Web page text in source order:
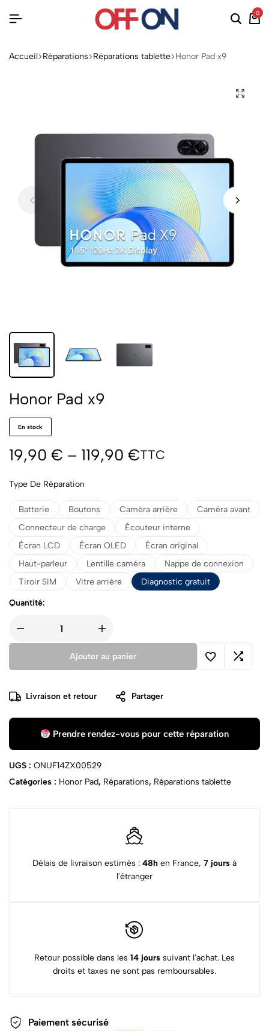
0
Accueil Réparations Réparations tablette Honor Pad x9
Honor Pad x9
En stock
19,90 € – 119,90 €TTC
Type De Réparation
Batterie Boutons Caméra arrière
Caméra avant
Connecteur de charge
Écouteur interne
Écran LCD
Écran OLED
Écran original
Haut-parleur
Lentille caméra
Nappe de connexion
Tiroir SIM
Vitre arrière Diagnostic gratuit
Quantité:
Ajouter au panier
Livraison et retour Partager
Prendre rendez-vous pour cette réparation
UGS : ONUF14ZX00529
Catégories : Honor Pad, Réparations, Réparations tablette
Délais de livraison estimés : 48h en France, 7 jours à
l'étranger
Retour possible dans les 14 jours suivant l'achat. Les
droits et taxes ne sont pas remboursables.
Paiement sécurisé